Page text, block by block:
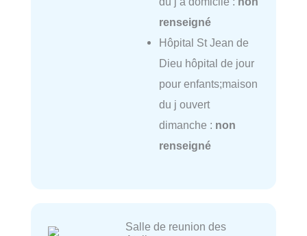
renseigné
Hôpital St Jean de
Dieu hôpital de jour
pour enfants;maison
du j ouvert
dimanche : non
renseigné
Salle de reunion des